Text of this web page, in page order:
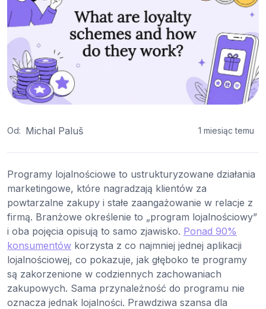
Od: Michal Paluš 1 miesiąc temu
Programy lojalnościowe to ustrukturyzowane działania
marketingowe, które nagradzają klientów za
powtarzalne zakupy i stałe zaangażowanie w relacje z
firmą. Branżowe określenie to „program lojalnościowy”
i oba pojęcia opisują to samo zjawisko. Ponad 90%
konsumentów korzysta z co najmniej jednej aplikacji
lojalnościowej, co pokazuje, jak głęboko te programy
są zakorzenione w codziennych zachowaniach
zakupowych. Sama przynależność do programu nie
oznacza jednak lojalności. Prawdziwa szansa dla